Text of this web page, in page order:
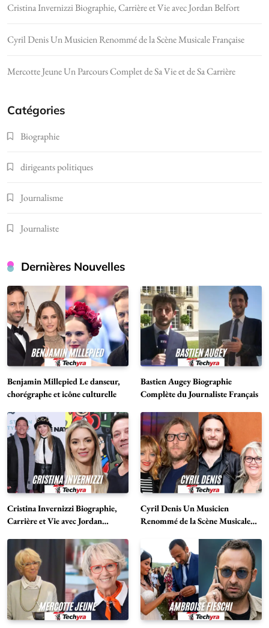
Cristina Invernizzi Biographie, Carrière et Vie avec Jordan Belfort
Cyril Denis Un Musicien Renommé de la Scène Musicale Française
Mercotte Jeune Un Parcours Complet de Sa Vie et de Sa Carrière
Catégories
Biographie
dirigeants politiques
Journalisme
Journaliste
Dernières Nouvelles
Benjamin Millepied Le danseur,
chorégraphe et icône culturelle
Bastien Augey Biographie
Complète du Journaliste Français
Cristina Invernizzi Biographie,
Carrière et Vie avec Jordan
Cyril Denis Un Musicien
Renommé de la Scène Musicale